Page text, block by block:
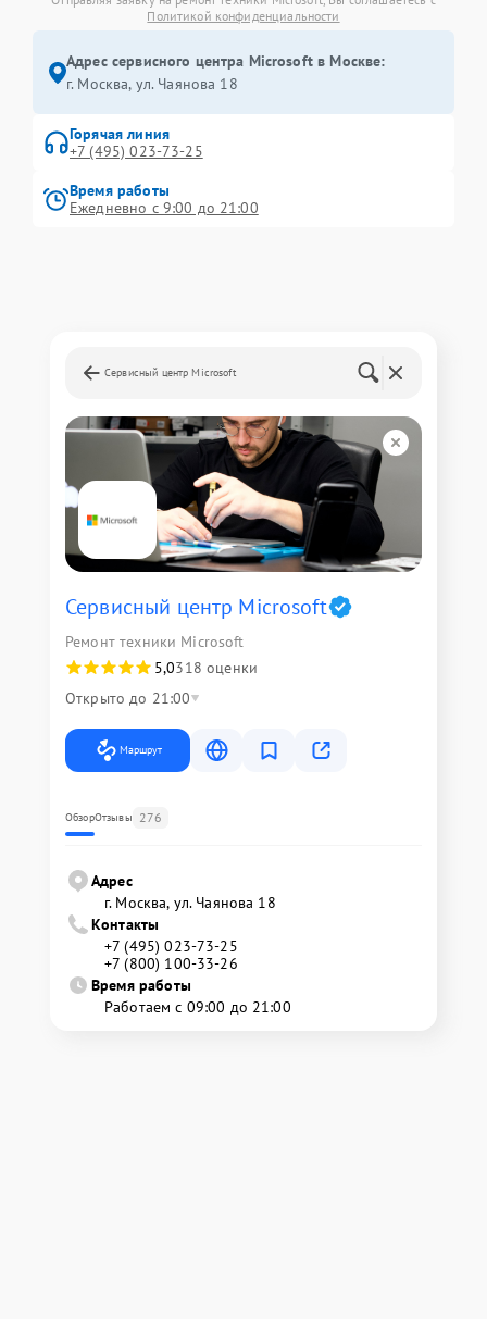
Политикой конфиденциальности
Адрес сервисного центра Microsoft в Москве:
г. Москва, ул. Чаянова 18
Горячая линия
+7 (495) 023-73-25
Время работы
Ежедневно с 9:00 до 21:00
Сервисный центр Microsoft
Сервисный центр Microsoft
Ремонт техники Microsoft
5,0318 оценки
Открыто до 21:00
Маршрут
ОбзорОтзывы 276
Адрес
г. Москва, ул. Чаянова 18
Контакты
+7 (495) 023-73-25
+7 (800) 100-33-26
Время работы
Работаем с 09:00 до 21:00